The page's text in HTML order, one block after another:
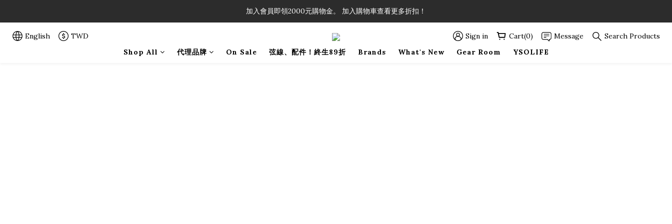
「一生弦命！」單筆購買弦線、配件滿$999（不含運費），即可享有弦線、配件終生89折優惠！
加入會員即領2000元購物金。 加入購物車查看更多折扣！
「一生弦命！」單筆購買弦線、配件滿$999（不含運費），即可享有弦線、配件終生89折優惠！
English TWD Sign in Cart(0) Message
Search Products
Shop All
代理品牌 On Sale 弦線、配件！終生89折 Brands What's New Gear Room YSOLIFE